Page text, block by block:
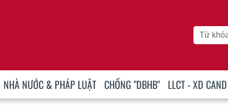
NHÀ NƯỚC & PHÁP LUẬT CHỐNG "DBHB" LLCT - XD CAND